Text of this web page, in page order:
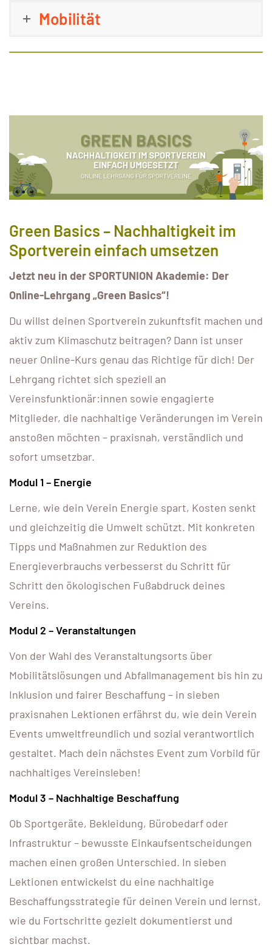
Mobilität
Green Basics – Nachhaltigkeit im
Sportverein einfach umsetzen
Jetzt neu in der SPORTUNION Akademie: Der
Online-Lehrgang „Green Basics“!
Du willst deinen Sportverein zukunftsfit machen und
aktiv zum Klimaschutz beitragen? Dann ist unser
neuer Online-Kurs genau das Richtige für dich! Der
Lehrgang richtet sich speziell an
Vereinsfunktionär:innen sowie engagierte
Mitglieder, die nachhaltige Veränderungen im Verein
anstoßen möchten – praxisnah, verständlich und
sofort umsetzbar.
Modul 1 – Energie
Lerne, wie dein Verein Energie spart, Kosten senkt
und gleichzeitig die Umwelt schützt. Mit konkreten
Tipps und Maßnahmen zur Reduktion des
Energieverbrauchs verbesserst du Schritt für
Schritt den ökologischen Fußabdruck deines
Vereins.
Modul 2 – Veranstaltungen
Von der Wahl des Veranstaltungsorts über
Mobilitätslösungen und Abfallmanagement bis hin zu
Inklusion und fairer Beschaffung – in sieben
praxisnahen Lektionen erfährst du, wie dein Verein
Events umweltfreundlich und sozial verantwortlich
gestaltet. Mach dein nächstes Event zum Vorbild für
nachhaltiges Vereinsleben!
Modul 3 – Nachhaltige Beschaffung
Ob Sportgeräte, Bekleidung, Bürobedarf oder
Infrastruktur – bewusste Einkaufsentscheidungen
machen einen großen Unterschied. In sieben
Lektionen entwickelst du eine nachhaltige
Beschaffungsstrategie für deinen Verein und lernst,
wie du Fortschritte gezielt dokumentierst und
sichtbar machst.